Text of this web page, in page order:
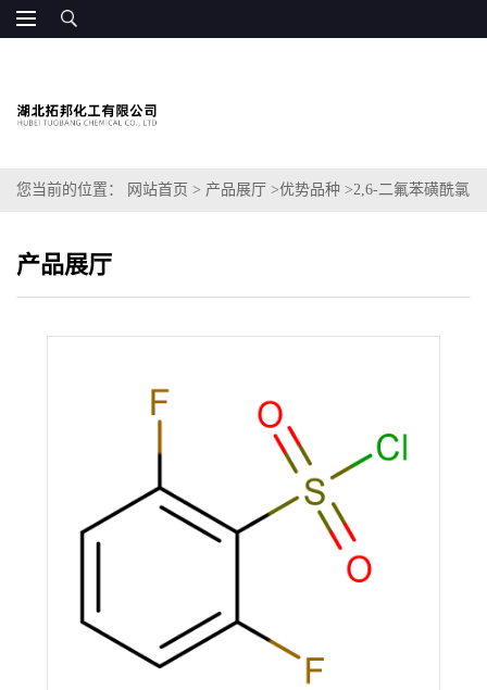
您当前的位置： 网站首页 > 产品展厅 >优势品种 >2,6-二氟苯磺酰氯
产品展厅